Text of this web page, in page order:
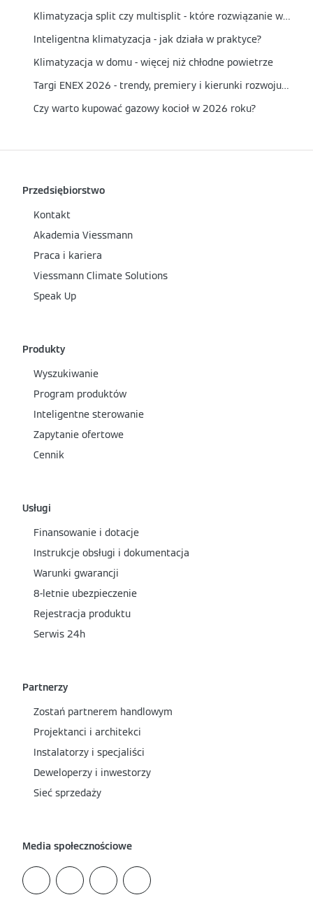
Klimatyzacja split czy multisplit - które rozwiązanie wybrać?
Inteligentna klimatyzacja - jak działa w praktyce?
Klimatyzacja w domu - więcej niż chłodne powietrze
Targi ENEX 2026 - trendy, premiery i kierunki rozwoju energetyki
Czy warto kupować gazowy kocioł w 2026 roku?
Przedsiębiorstwo
Kontakt
Akademia Viessmann
Praca i kariera
Viessmann Climate Solutions
Speak Up
Produkty
Wyszukiwanie
Program produktów
Inteligentne sterowanie
Zapytanie ofertowe
Cennik
Usługi
Finansowanie i dotacje
Instrukcje obsługi i dokumentacja
Warunki gwarancji
8-letnie ubezpieczenie
Rejestracja produktu
Serwis 24h
Partnerzy
Zostań partnerem handlowym
Projektanci i architekci
Instalatorzy i specjaliści
Deweloperzy i inwestorzy
Sieć sprzedaży
Media społecznościowe